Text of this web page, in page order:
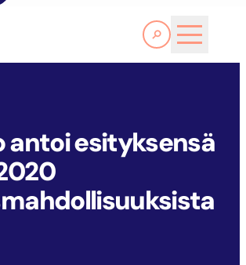
Läs Mer
antoi esityksensä